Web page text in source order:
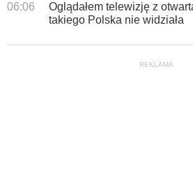
06:06
Oglądałem telewizję z
takiego Polska nie widziała
REKLAMA